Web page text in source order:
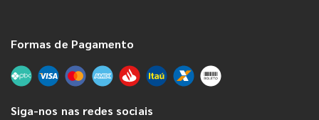
Formas de Pagamento
Siga-nos nas redes sociais